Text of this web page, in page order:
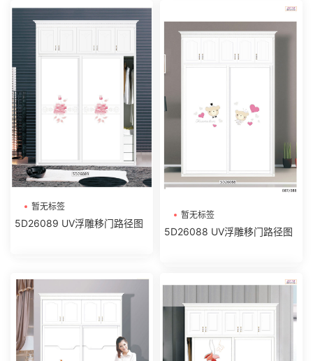
暂无标签
5D26089 UV浮雕移门路径图
暂无标签
5D26088 UV浮雕移门路径图